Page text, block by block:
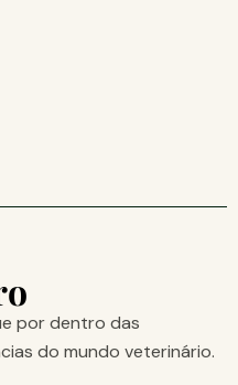
por dentro das
do mundo veterinário.